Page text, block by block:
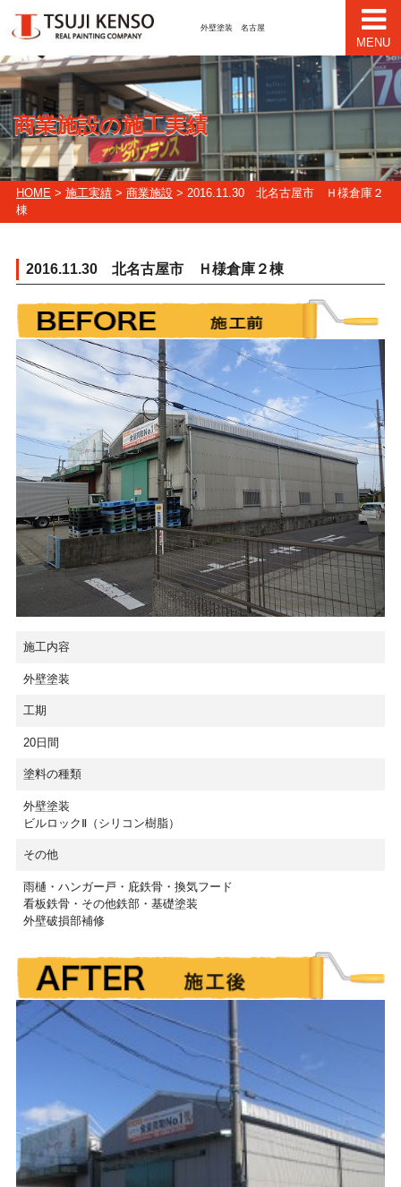
外壁塗装 名古屋
MENU
商業施設の施工実績
HOME> 施工実績> 商業施設> 2016.11.30 北名古屋市 Ｈ様倉庫２
棟
2016.11.30 北名古屋市 Ｈ様倉庫２棟
施工内容
外壁塗装
工期
20日間
塗料の種類
外壁塗装
ビルロックⅡ（シリコン樹脂）
その他
雨樋・ハンガー戸・庇鉄骨・換気フード
看板鉄骨・その他鉄部・基礎塗装
外壁破損部補修